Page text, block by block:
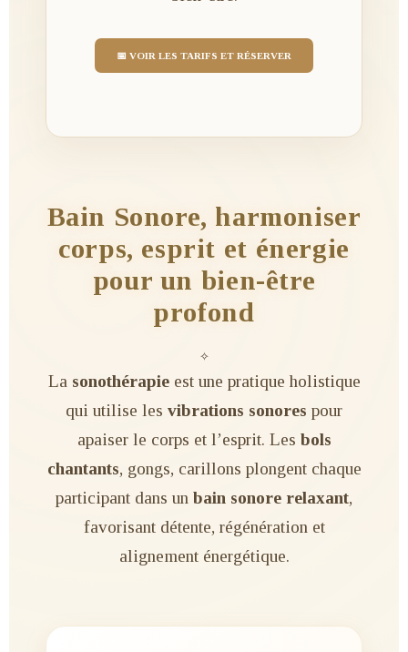
📅 VOIR LES TARIFS ET RÉSERVER
Bain Sonore, harmoniser
corps, esprit et énergie
pour un bien-être
profond
✧
La sonothérapieest une pratique holistique
qui utilise les vibrations sonores pour
apaiser le corps et l’esprit. Les bols
chantants, gongs, carillons plongent chaque
participant dans un bain sonore relaxant,
favorisant détente, régénération et
alignement énergétique.